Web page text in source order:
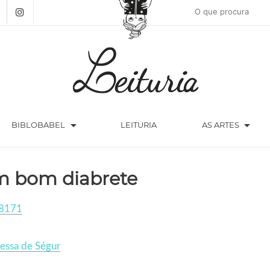
BIBLOBABEL arrow_drop_down LEITURIA AS ARTES arrow_drop_down
bom diabrete
de Ségur